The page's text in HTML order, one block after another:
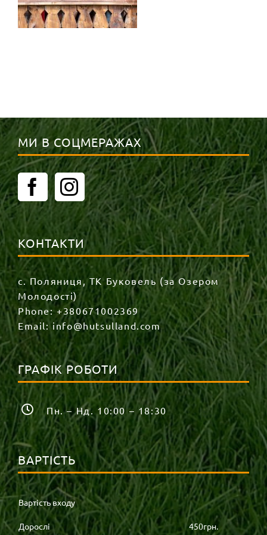
МИ В СОЦМЕРАЖАХ
КОНТАКТИ
с. Поляниця, ТК Буковель (за Озером
Молодості)
Phone:+380671002369
Email:info@hutsulland.com
ГРАФІК РОБОТИ
Пн. – Нд. 10:00 – 18:30
ВАРТІСТЬ
Вартість входу
Дорослі 450грн.